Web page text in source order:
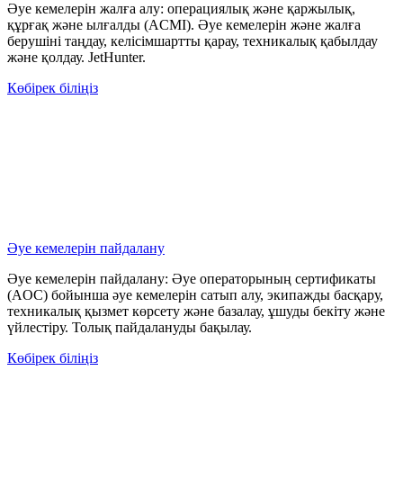
Әуе кемелерін жалға алу: операциялық және қаржылық,
құрғақ және ылғалды (ACMI). Әуе кемелерін және жалға
берушіні таңдау, келісімшартты қарау, техникалық қабылдау
және қолдау. JetHunter.
Көбірек біліңіз
Әуе кемелерін пайдалану
Әуе кемелерін пайдалану: Әуе операторының сертификаты
(AOC) бойынша әуе кемелерін сатып алу, экипажды басқару,
техникалық қызмет көрсету және базалау, ұшуды бекіту және
үйлестіру. Толық пайдалануды бақылау.
Көбірек біліңіз